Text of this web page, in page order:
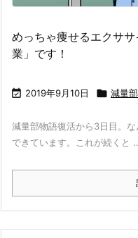
めっちゃ痩せるエクサ
業」です！
 2019年9月10日  減量
減量部物語復活から3日目。
できています。これが続くと